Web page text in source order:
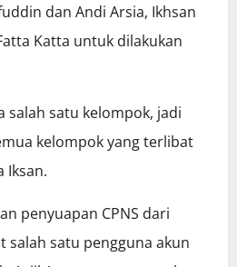
dan Andi Arsia, Ikhsan
Katta untuk dilakukan
salah satu kelompok, jadi
kelompok yang terlibat
Iksan.
penyuapan CPNS dari
salah satu pengguna akun